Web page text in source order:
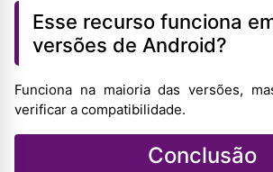
Esse recurso funciona
versões de Android?
Funciona na maioria das versões,
verificar a compatibilidade.
Conclusão